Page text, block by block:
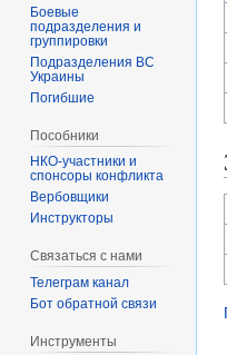
Боевые
подразделения и
группировки
Подразделения ВС
Украины
Погибшие
Пособники
спонсоры конфликта
‏‎Вербовщики
Инструкторы
Связаться с нами
Телеграм канал
Бот обратной связи
Инструменты